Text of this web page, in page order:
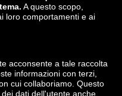
zalando-lounge.sk
zalando-lounge.hu
zalando-lounge.ee